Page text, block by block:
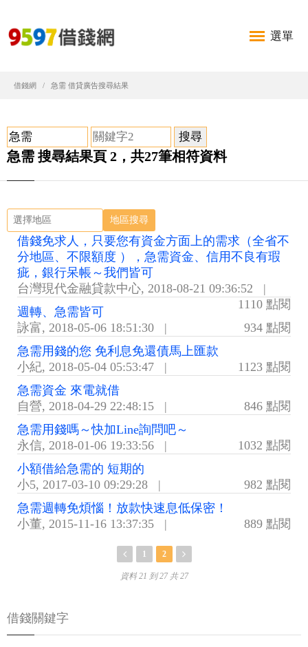
選單
借錢網 急需 借貸廣告搜尋結果
急需 搜尋結果頁 2，共27筆相符資料
地區搜尋
借錢免求人，只要您有資金方面上的需求（全省不
分地區、不限額度 ），急需資金、信用不良有瑕
疵，銀行呆帳～我們皆可
台灣現代金融貸款中心, 2018-08-21 09:36:52
|
1110 點閱
週轉、急需皆可
詠富, 2018-05-06 18:51:30 |
934 點閱
急需用錢的您 免利息免還債馬上匯款
小紀, 2018-05-04 05:53:47 |
1123 點閱
急需資金 來電就借
自營, 2018-04-29 22:48:15 |
846 點閱
急需用錢嗎～快加Line詢問吧～
永信, 2018-01-06 19:33:56 |
1032 點閱
小額借給急需的 短期的
小5, 2017-03-10 09:29:28 |
982 點閱
急需週轉免煩惱！放款快速息低保密！
小董, 2015-11-16 13:37:35 | 889 點閱
1 2
資料 21 到 27 共 27
借錢關鍵字